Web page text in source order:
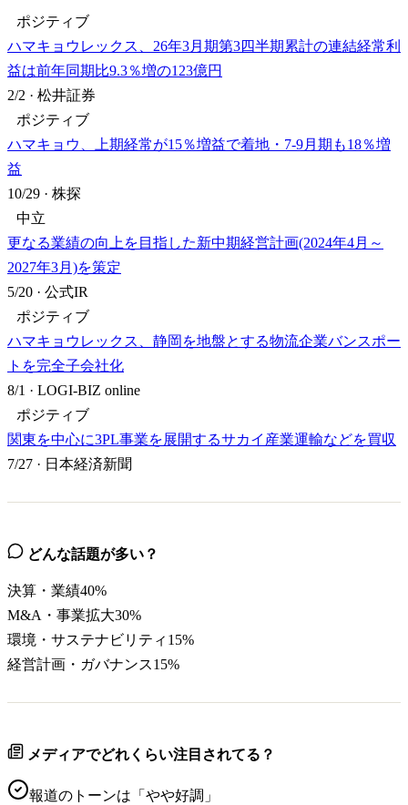
ポジティブ
ハマキョウレックス、26年3月期第3四半期累計の連結経常利
益は前年同期比9.3％増の123億円
2/2 · 松井証券
ポジティブ
ハマキョウ、上期経常が15％増益で着地・7-9月期も18％増
益
10/29 · 株探
中立
更なる業績の向上を目指した新中期経営計画(2024年4月～
2027年3月)を策定
5/20 · 公式IR
ポジティブ
ハマキョウレックス、静岡を地盤とする物流企業バンスポー
トを完全子会社化
8/1 · LOGI-BIZ online
ポジティブ
関東を中心に3PL事業を展開するサカイ産業運輸などを買収
7/27 · 日本経済新聞
どんな話題が多い？
決算・業績40%
M&A・事業拡大30%
環境・サステナビリティ 15%
経営計画・ガバナンス15%
メディアでどれくらい注目されてる？
報道のトーンは「 やや好調 」